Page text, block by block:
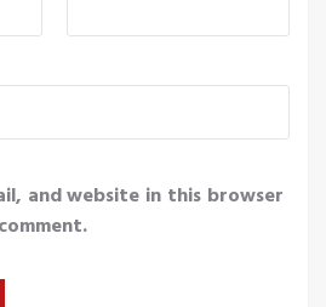
and website in this browser